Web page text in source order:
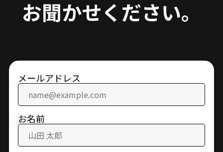
お聞かせください。
メールアドレス
お名前